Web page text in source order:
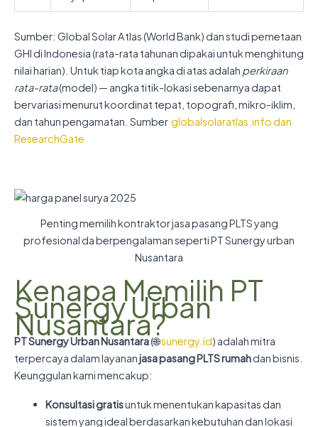
Sumber: Global Solar Atlas (World Bank) dan studi pemetaan
GHI di Indonesia (rata-rata tahunan dipakai untuk menghitung
nilai harian). Untuk tiap kota angka di atas adalah perkiraan
rata-rata(model) — angka titik-lokasi sebenarnya dapat
bervariasi menurut koordinat tepat, topografi, mikro-iklim,
dan tahun pengamatan. Sumber globalsolaratlas.info dan
ResearchGate
Penting memilih kontraktor jasa pasang PLTS yang
profesional da berpengalaman seperti PT Sunergy urban
Nusantara
Kenapa Memilih PT
Sunergy Urban
Nusantara?
PT Sunergy Urban Nusantara(🌐sunergy.id) adalah mitra
terpercaya dalam layananjasa pasang PLTS rumahdan bisnis.
Keunggulan kami mencakup:
Konsultasi gratisuntuk menentukan kapasitas dan
sistem yang ideal berdasarkan kebutuhan dan lokasi